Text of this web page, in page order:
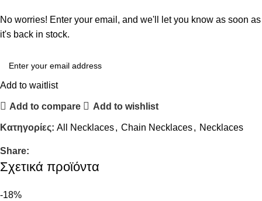
No worries! Enter your email, and we'll let you know as soon as
it's back in stock.
Add to waitlist
Add to compare Add to wishlist
Κατηγορίες: All Necklaces, Chain Necklaces, Necklaces
Share:
Σχετικά προϊόντα
-18%